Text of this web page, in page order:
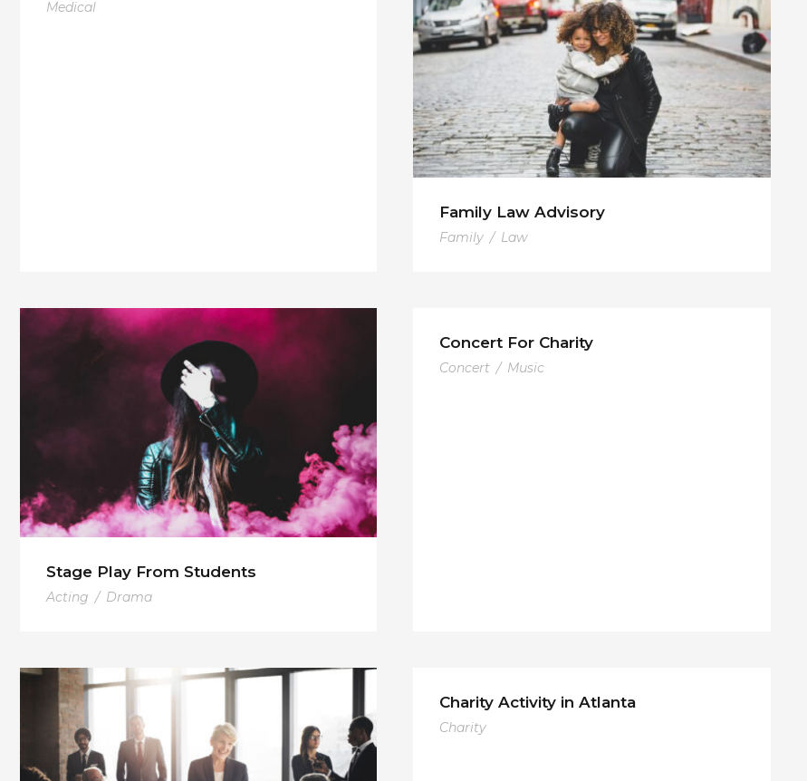
Medical
Family Law Advisory
Family / Law
Stage Play From Students
Acting / Drama
Concert For Charity
Concert / Music
Charity Activity in Atlanta
Charity